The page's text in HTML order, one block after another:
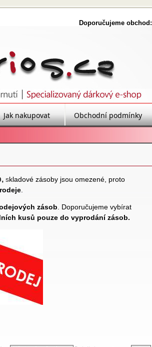
Doporučujeme obchod:
Jak nakupovat Obchodní podmínky
skladové zásoby jsou omezené, proto
.
zásob. Doporučujeme vybírat
kusů pouze do vyprodání zásob.